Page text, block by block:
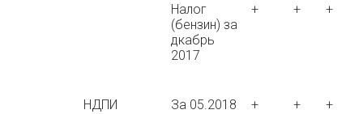
Налог
(бензин) за
дкабрь
2017
+ + +
НДПИ За 05.2018 + + +